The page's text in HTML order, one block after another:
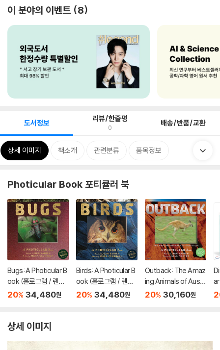
이 분야의 이벤트 8
도서정보 리뷰/한줄평
0 배송/반품/교환
상세 이미지 책소개 관련분류 품목정보
Photicular Book 포티큘러 북
Bugs: A Photicular B
ook (홀로그램 / 렌티
큘러 북)
20% 34,480원
Birds: A Photicular B
ook (홀로그램 / 렌티
큘러 북)
20% 34,480원
Outback: The Amaz
ing Animals of Austr
alia: A Photicular Bo
20% 30,160원
상세 이미지